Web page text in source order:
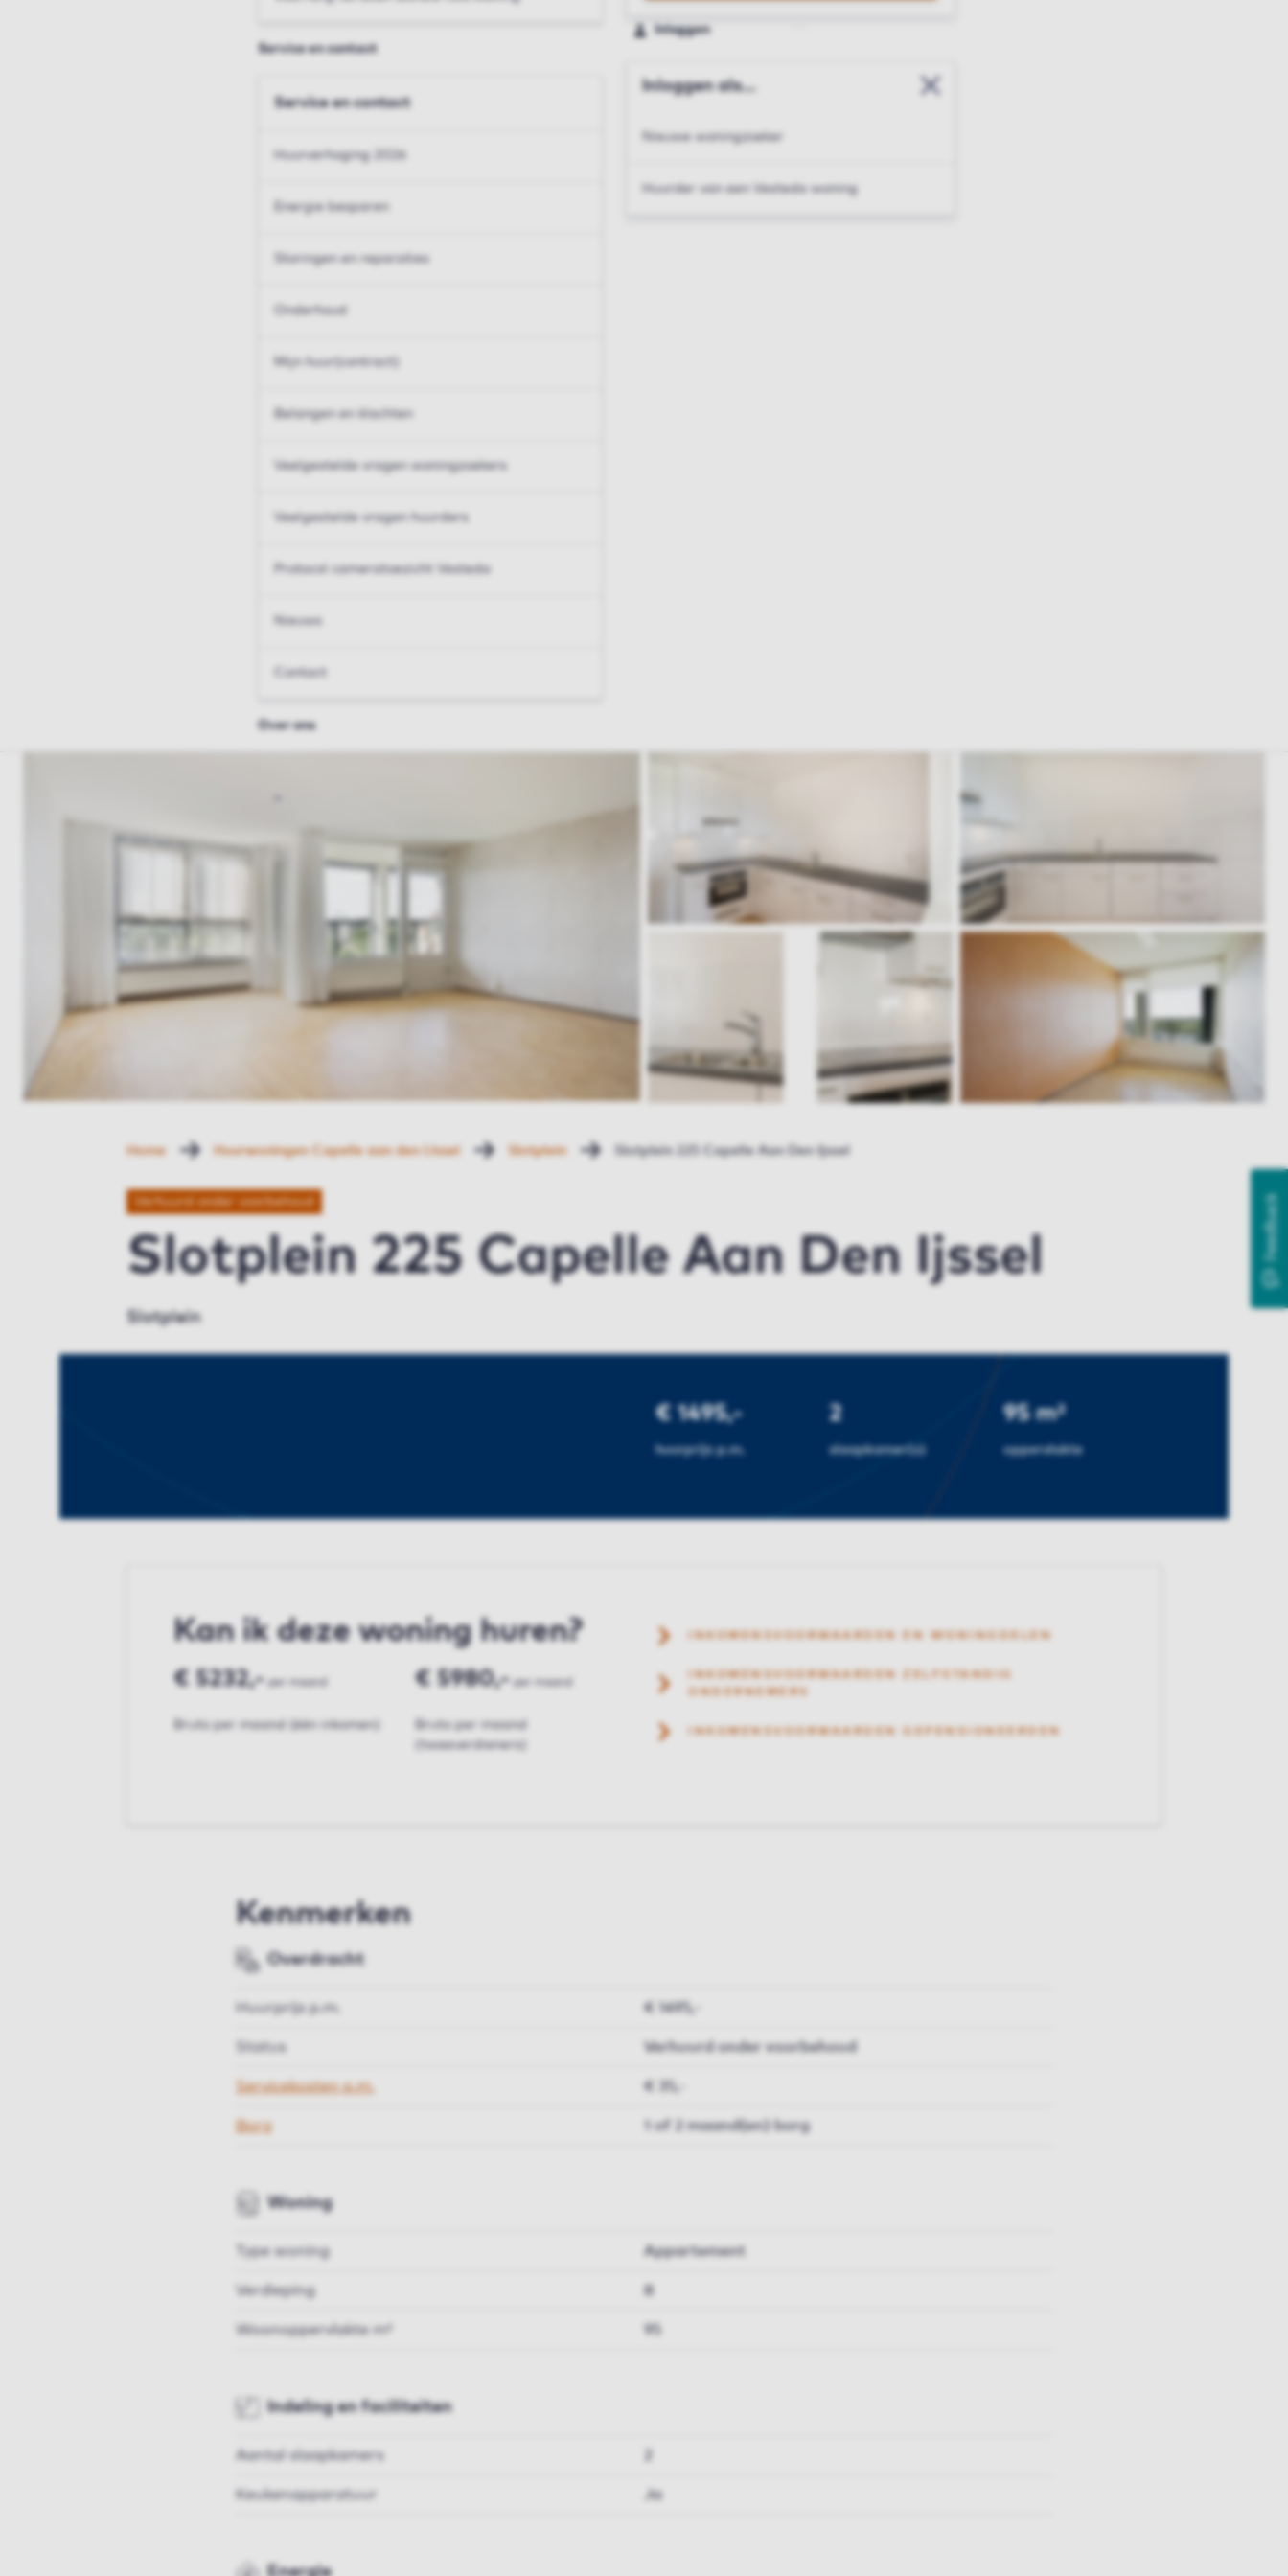
Service en contact
Service en contact
Huurverhoging 2026
Energie besparen
Storingen en reparaties
Onderhoud
Mijn huur(contract)
Belangen en klachten
Veelgestelde vragen woningzoekers
Veelgestelde vragen huurders
Protocol cameratoezicht Vesteda
Nieuws
Contact
Over ons
Inloggen
Inloggen als...
Sluit modal
Nieuwe woningzoeker
Huurder van een Vesteda woning
Home Huurwoningen Capelle aan den IJssel Slotplein Slotplein 225 Capelle Aan Den Ijssel
Verhuurd onder voorbehoud
Slotplein 225 Capelle Aan Den Ijssel
Slotplein
€ 1495,-
huurprijs p.m.
2
slaapkamer(s)
95 m²
oppervlakte
Kan ik deze woning huren?
€ 5232,- per maand
Bruto per maand (één inkomen)
€ 5980,- per maand
Bruto per maand
(tweeverdieners)
INKOMENSVOORWAARDEN EN WONINGDELEN
INKOMENSVOORWAARDEN ZELFSTANDIG
ONDERNEMERS
INKOMENSVOORWAARDEN GEPENSIONEERDEN
Kenmerken
Overdracht
Huurprijs p.m. € 1495,-
Status Verhuurd onder voorbehoud
Servicekosten p.m. € 35,-
Borg 1 of 2 maand(en) borg
Woning
Type woning Appartement
Verdieping 8
Woonoppervlakte m² 95
Indeling en faciliteiten
Aantal slaapkamers
Keukenapparatuur Ja
Energie
Feedback